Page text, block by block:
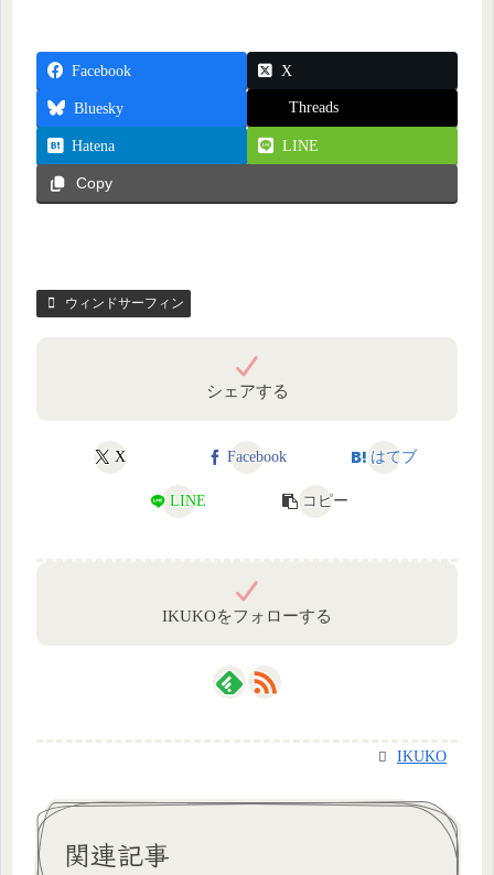
Facebook X
Bluesky Threads
Hatena LINE
Copy
ウィンドサーフィン
シェアする
X Facebook はてブ
LINE コピー
IKUKOをフォローする
IKUKO
関連記事